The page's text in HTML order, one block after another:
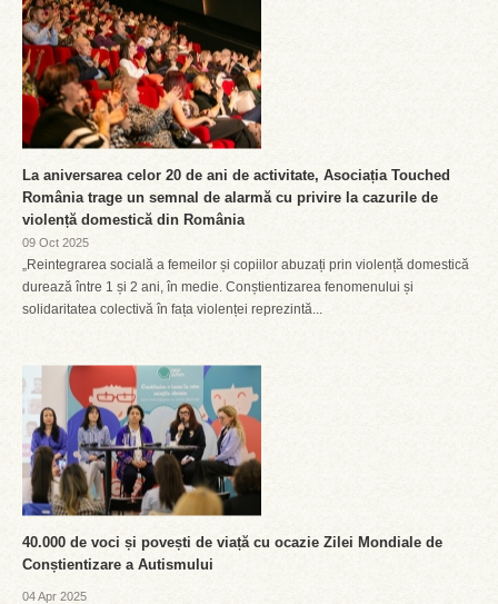
La aniversarea celor 20 de ani de activitate, Asociația Touched
România trage un semnal de alarmă cu privire la cazurile de
violență domestică din România
09 Oct 2025
„Reintegrarea socială a femeilor și copiilor abuzați prin violență domestică
durează între 1 și 2 ani, în medie. Conștientizarea fenomenului și
solidaritatea colectivă în fața violenței reprezintă...
40.000 de voci și povești de viață cu ocazie Zilei Mondiale de
Conștientizare a Autismului
04 Apr 2025